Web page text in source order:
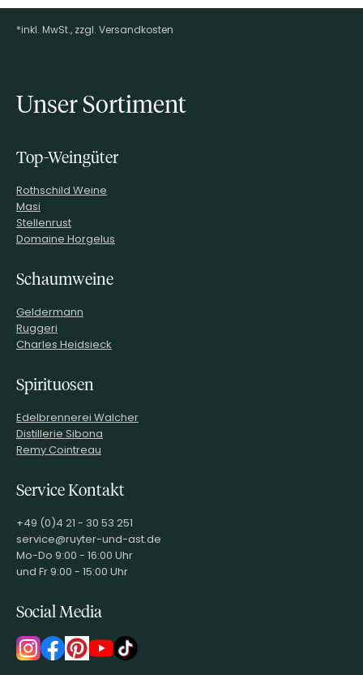
Footer-Menü
*inkl. MwSt., zzgl. Versandkosten
Unser Sortiment
Top-Weingüter
Rothschild Weine
Masi
Stellenrust
Domaine Horgelus
Schaumweine
Geldermann
Ruggeri
Charles Heidsieck
Spirituosen
Edelbrennerei Walcher
Distillerie Sibona
Remy Cointreau
Service Kontakt
+49 (0)4 21 - 30 53 251
service@ruyter-und-ast.de
Mo-Do 9:00 - 16:00 Uhr
und Fr 9:00 - 15:00 Uhr
Social Media